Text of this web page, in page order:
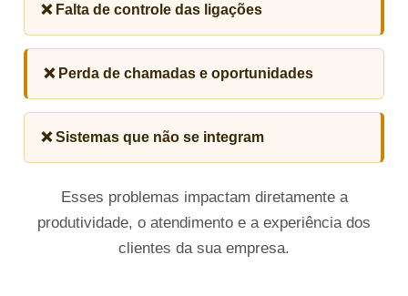
❌ Falta de controle das ligações
❌ Perda de chamadas e oportunidades
❌ Sistemas que não se integram
Esses problemas impactam diretamente a
produtividade, o atendimento e a experiência dos
clientes da sua empresa.